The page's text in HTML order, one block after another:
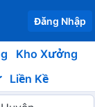
Đăng Nhập
Kho Xưởng
Liền Kề